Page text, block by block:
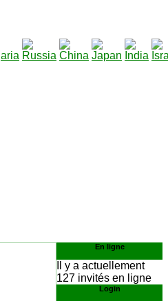
En ligne
Il y a actuellement
127 invités en ligne
Login